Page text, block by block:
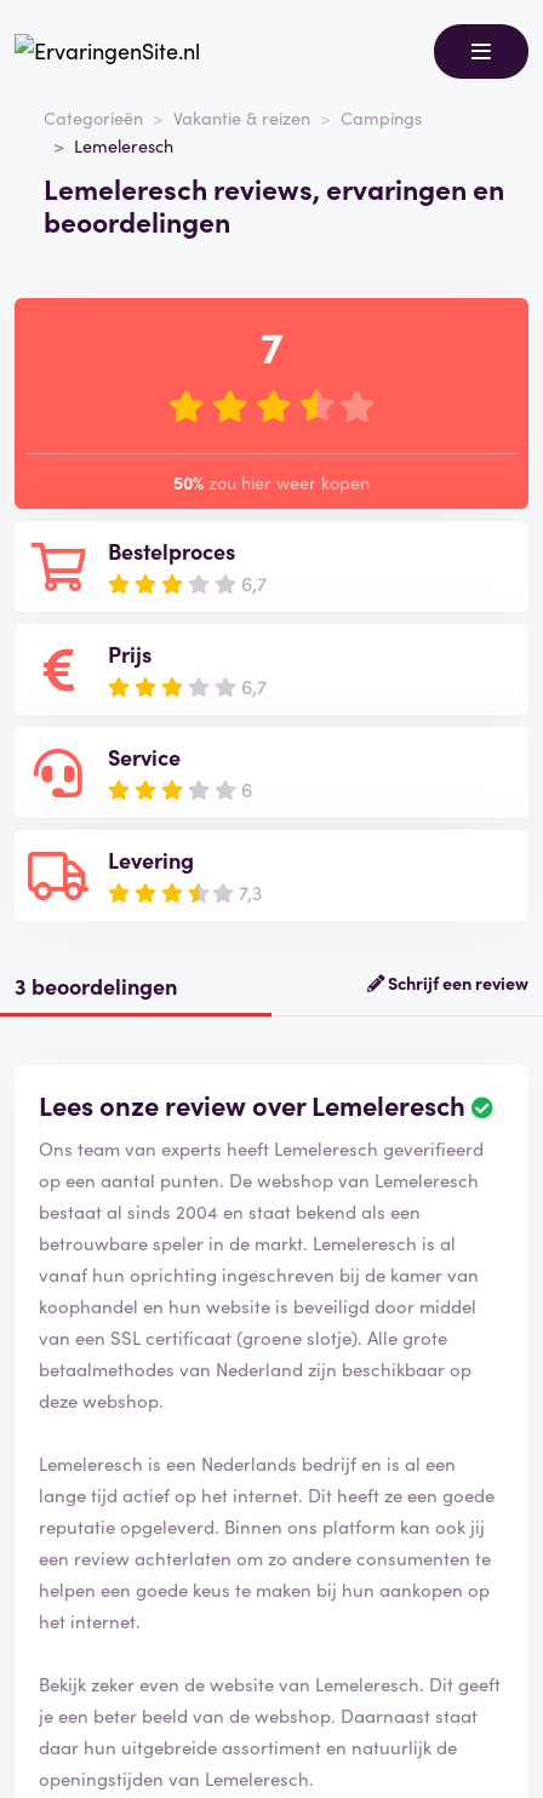
Categorieën Vakantie & reizen
Campings
Lemeleresch
Lemeleresch reviews, ervaringen en
beoordelingen
Bestelproces
6,7
Prijs
6,7
Service
6
Levering
7,3
7
50% zou hier weer kopen
3 beoordelingen Schrijf een review
Lees onze review over Lemeleresch
Ons team van experts heeft Lemeleresch geverifieerd
op een aantal punten. De webshop van Lemeleresch
bestaat al sinds 2004 en staat bekend als een
betrouwbare speler in de markt. Lemeleresch is al
vanaf hun oprichting ingeschreven bij de kamer van
koophandel en hun website is beveiligd door middel
van een SSL certificaat (groene slotje). Alle grote
betaalmethodes van Nederland zijn beschikbaar op
deze webshop.
Lemeleresch is een Nederlands bedrijf en is al een
lange tijd actief op het internet. Dit heeft ze een goede
reputatie opgeleverd. Binnen ons platform kan ook jij
een review achterlaten om zo andere consumenten te
helpen een goede keus te maken bij hun aankopen op
het internet.
Bekijk zeker even de website van Lemeleresch. Dit geeft
je een beter beeld van de webshop. Daarnaast staat
daar hun uitgebreide assortiment en natuurlijk de
openingstijden van Lemeleresch.